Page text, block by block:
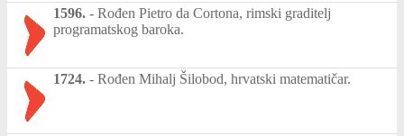
1596. - Rođen Pietro da Cortona, rimski graditelj
programatskog baroka.
1724. - Rođen Mihalj Šilobod, hrvatski matematičar.